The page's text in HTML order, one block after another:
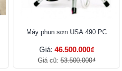
Máy phun sơn USA 490 PC
Giá: 46.500.000₫
Giá cũ:53.500.000₫